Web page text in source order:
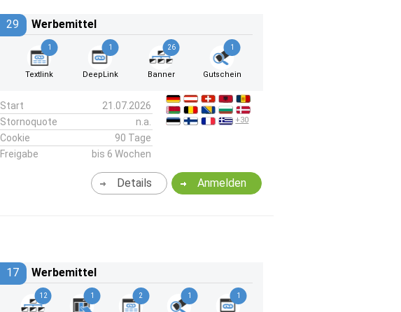
29 Werbemittel
1
Textlink
1
DeepLink
26
Banner
1
Gutschein
Start
21.07.2026
Stornoquote
n.a.
Cookie
90 Tage
Freigabe
bis 6 Wochen
+30
Anmelden
Details
17 Werbemittel
12 1 2 1 1